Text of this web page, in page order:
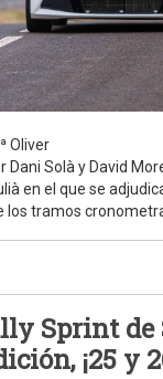
Oliver
Dani Solà y David
en el que se
los tramos
Sprint
¡25 y